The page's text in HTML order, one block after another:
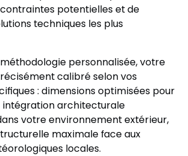
potentielles et de
techniques les plus
personnalisée, votre
calibré selon vos
: dimensions optimisées pour
intégration architecturale
votre environnement extérieur,
maximale face aux
locales.